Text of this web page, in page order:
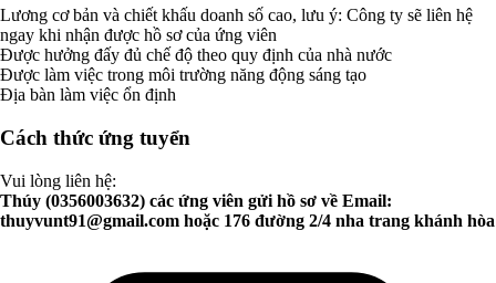
Lương cơ bản và chiết khấu doanh số cao, lưu ý: Công ty sẽ liên hệ
ngay khi nhận được hồ sơ của ứng viên
Được hưởng đấy đủ chế độ theo quy định của nhà nước
Được làm việc trong môi trường năng động sáng tạo
Địa bàn làm việc ổn định
Cách thức ứng tuyển
Vui lòng liên hệ:
Thúy (0356003632) các ứng viên gửi hồ sơ về Email:
thuyvunt91@gmail.com hoặc 176 đường 2/4 nha trang khánh hòa